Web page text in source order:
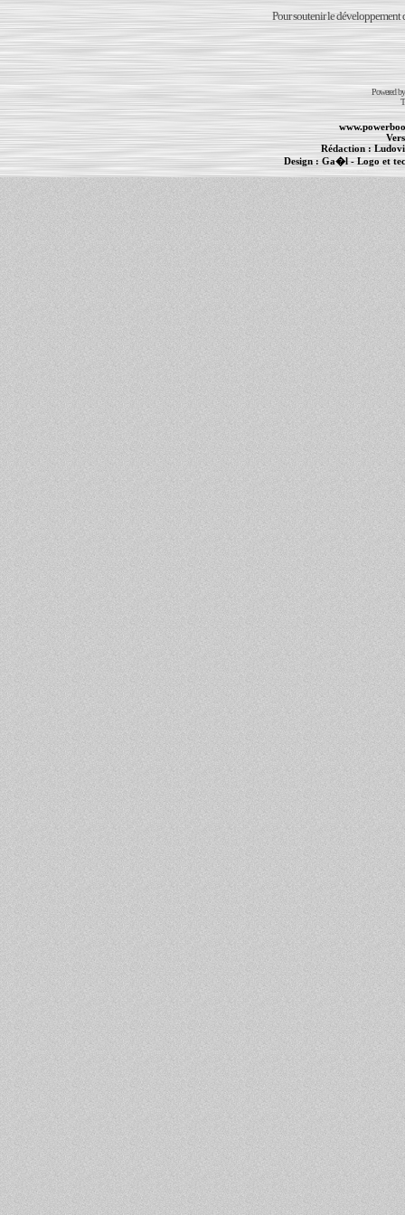
Pour soutenir le développement
Powered
Rédaction :
Design :Ga�l- Logo et
PowerBook